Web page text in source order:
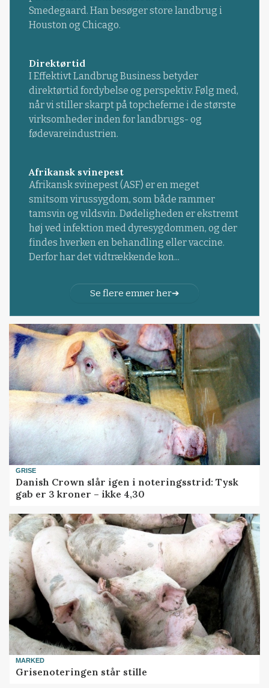
Smedegaard. Han besøger store landbrug i
Houston og Chicago.
Direktørtid
I Effektivt Landbrug Business betyder
direktørtid fordybelse og perspektiv. Følg med,
når vi stiller skarpt på topcheferne i de største
virksomheder inden for landbrugs- og
fødevareindustrien.
Afrikansk svinepest
Afrikansk svinepest (ASF) er en meget
smitsom virussygdom, som både rammer
tamsvin og vildsvin. Dødeligheden er ekstremt
høj ved infektion med dyresygdommen, og der
findes hverken en behandling eller vaccine.
Derfor har det vidtrækkende kon...
Se flere emner her
GRISE
Danish Crown slår igen i noteringsstrid: Tysk
gab er 3 kroner – ikke 4,30
MARKED
Grisenoteringen står stille